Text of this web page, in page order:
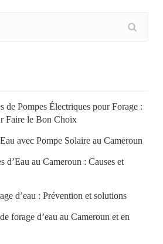
de Pompes Électriques pour Forage :
Faire le Bon Choix
avec Pompe Solaire au Cameroun
d’Eau au Cameroun : Causes et
d’eau : Prévention et solutions
forage d’eau au Cameroun et en